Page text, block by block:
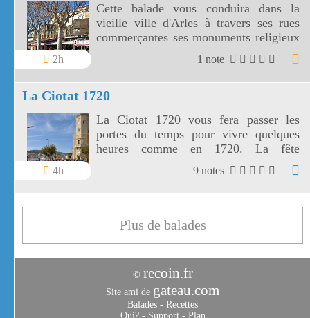
2h
Cette balade vous conduira dans la
vieille ville d'Arles à travers ses rues
commerçantes ses monuments religieux
et ses vestiges antiques. Arles en plein
coeur de la Camargue est aussi une ville
très animée.
1 note
La Ciotat 1720
4h
La Ciotat 1720 vous fera passer les
portes du temps pour vivre quelques
heures comme en 1720. La fête
médiévale la Ciotat 1720 se déroule
pendant tout un Week end d'octobre.
9 notes
Plus de balades
© recoin.fr
Site ami de gateau.com
Balades - Recettes
Qui?- Support- Plan